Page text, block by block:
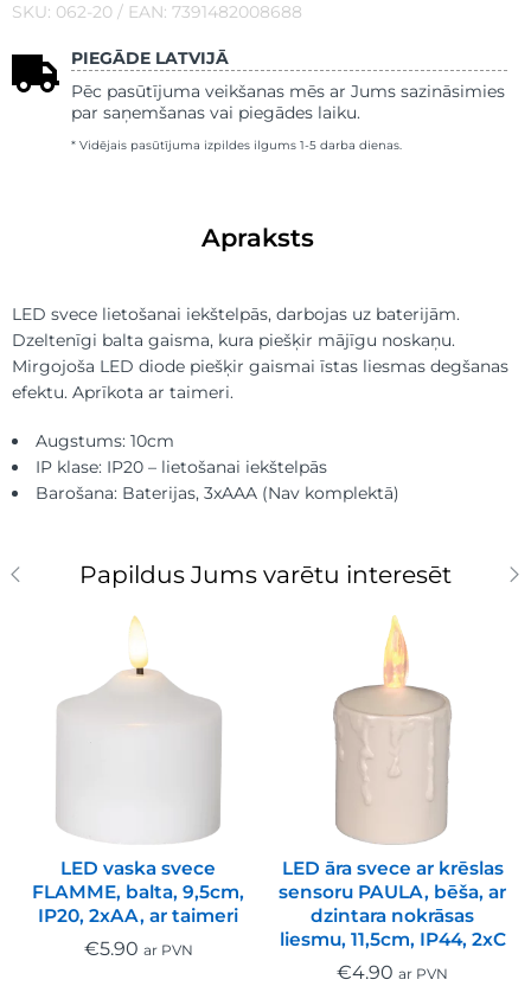
SKU: 062-20 / EAN: 7391482008688
PIEGĀDE LATVIJĀ
Pēc pasūtījuma veikšanas mēs ar Jums sazināsimies
par saņemšanas vai piegādes laiku.
* Vidējais pasūtījuma izpildes ilgums 1-5 darba dienas.
Apraksts
LED svece lietošanai iekštelpās, darbojas uz baterijām.
Dzeltenīgi balta gaisma, kura piešķir mājīgu noskaņu.
Mirgojoša LED diode piešķir gaismai īstas liesmas degšanas
efektu. Aprīkota ar taimeri.
Augstums: 10cm
IP klase: IP20 – lietošanai iekštelpās
Barošana: Baterijas, 3xAAA (Nav komplektā)
Papildus Jums varētu interesēt
LED vaska svece
FLAMME, balta, 9,5cm,
IP20, 2xAA, ar taimeri
€5.90 ar PVN
LED āra svece ar krēslas
sensoru PAULA, bēša, ar
dzintara nokrāsas
liesmu, 11,5cm, IP44, 2xC
€4.90 ar PVN